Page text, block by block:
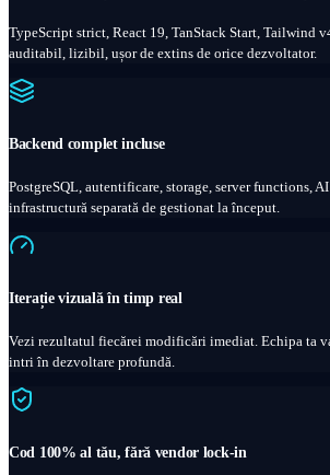
TypeScript strict, React 19, TanStack Start, Tailwind
auditabil, lizibil, ușor de extins de orice dezvoltator.
Backend complet incluse
PostgreSQL, autentificare, storage, server functions,
infrastructură separată de gestionat la început.
Iterație vizuală în timp real
Vezi rezultatul fiecărei modificări imediat. Echipa ta
intri în dezvoltare profundă.
Cod 100% al tău, fără vendor lock-in